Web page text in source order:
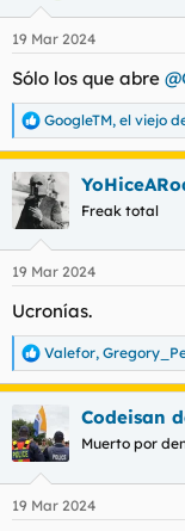
e
:
19 Mar 2024
Sólo los que abre
R
e
a
c
c
e
:
GoogleTM, el viejo
Freak total
19 Mar 2024
Ucronías.
R
e
a
c
c
i
e
Valefor,
Codeisan
Muerto por
19 Mar 2024